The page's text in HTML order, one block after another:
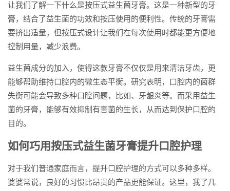
让我们了解一下什么是按压式益生菌牙膏。这是一种新型的牙
膏，结合了益生菌的功效和按压使用的便利性。传统的牙膏需
要挤出适量，但按压式设计让我们在每次使用时都能更方便地
控制用量，减少浪费。
益生菌成分的加入，使得这款牙膏不仅仅是用来清洁牙齿，更
能够帮助维持口腔内的微生态平衡。研究表明，口腔内的菌群
失衡可能会导致多种口腔问题，比如、牙龈炎等。而采用益生
菌的牙膏，能够有效抑制有害菌的生长，从而达到保护口腔的
目的。
如何巧用按压式益生菌牙膏提升口腔护理
对于我们普通家庭而言，提升口腔护理的方式可以多种多样。
婆婆常说，良好的习惯比昂贵的产品更能保证。这里，我了几